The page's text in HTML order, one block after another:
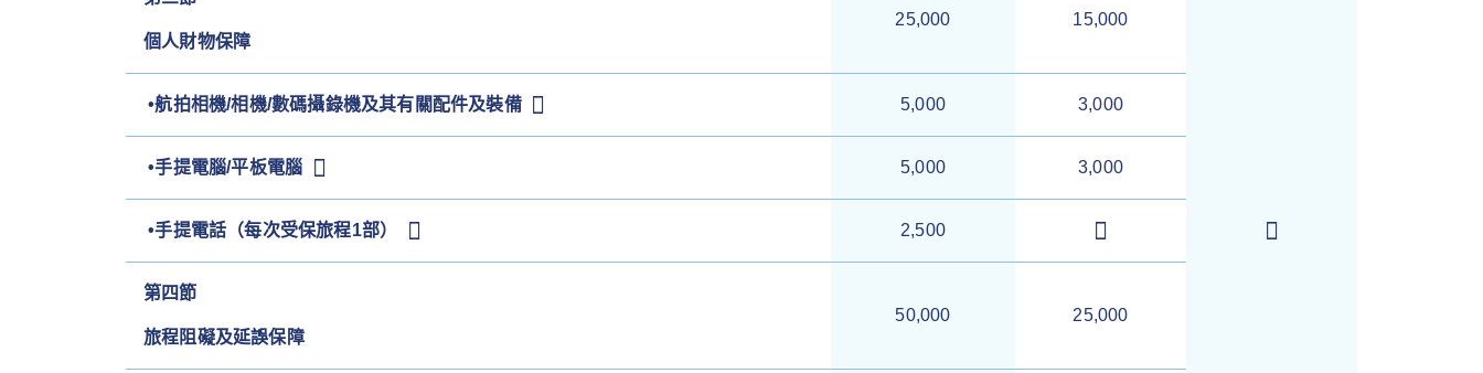
個人財物保障
25,000 15,000
•航拍相機/相機/數碼攝錄機及其有關配件及裝備 5,000 3,000
•手提電腦/平板電腦 5,000 3,000
•手提電話（每次受保旅程1部） 2,500
第四節
旅程阻礙及延誤保障
50,000 25,000